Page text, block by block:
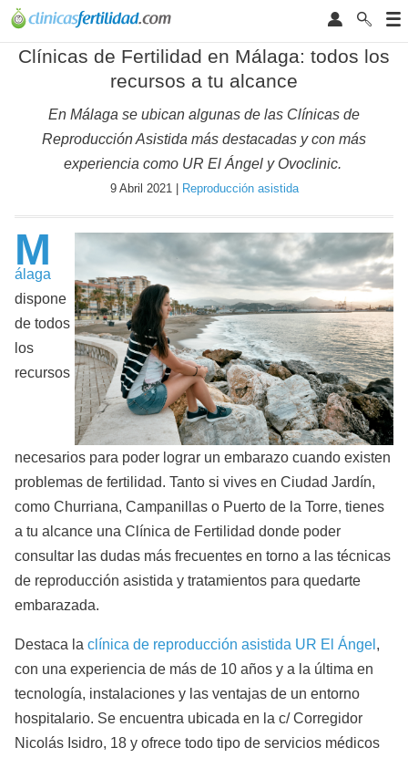
Clínicas de Fertilidad en Málaga: todos los
recursos a tu alcance
En Málaga se ubican algunas de las Clínicas de
Reproducción Asistida más destacadas y con más
experiencia como UR El Ángel y Ovoclinic.
9 Abril 2021 | Reproducción asistida
M
álaga
dispone
de todos
los
recursos
necesarios para poder lograr un embarazo cuando existen
problemas de fertilidad. Tanto si vives en Ciudad Jardín,
como Churriana, Campanillas o Puerto de la Torre, tienes
a tu alcance una Clínica de Fertilidad donde poder
consultar las dudas más frecuentes en torno a las técnicas
de reproducción asistida y tratamientos para quedarte
embarazada.
Destaca la clínica de reproducción asistida UR El Ángel ,
con una experiencia de más de 10 años y a la última en
tecnología, instalaciones y las ventajas de un entorno
hospitalario. Se encuentra ubicada en la c/ Corregidor
Nicolás Isidro, 18 y ofrece todo tipo de servicios médicos